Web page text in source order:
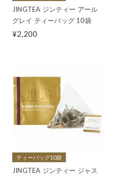
JINGTEA ジンティー アール
グレイ ティーバッグ 10袋
¥2,200
ティーバッグ10袋
JINGTEA ジンティー ジャス